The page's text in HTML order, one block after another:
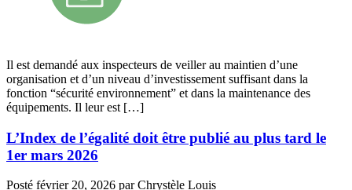
Il est demandé aux inspecteurs de veiller au maintien d’une
organisation et d’un niveau d’investissement suffisant dans la
fonction “sécurité environnement” et dans la maintenance des
équipements. Il leur est […]
L’Index de l’égalité doit être publié au plus tard le
1er mars 2026
Posté février 20, 2026 par Chrystèle Louis